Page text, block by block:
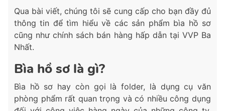
Qua bài viết, chúng tôi sẽ cung cấp cho bạn đầy đủ
thông tin để tìm hiểu về các sản phẩm bìa hồ sơ
cũng như chính sách bán hàng hấp dẫn tại VVP Ba
Nhất.
Bìa hồ sơ là gì?
Bìa hồ sơ hay còn gọi là folder, là dụng cụ văn
phòng phẩm rất quan trọng và có nhiều công dụng